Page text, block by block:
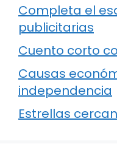
Completa el
publicitarias
Cuento corto
Causas
independencia
Estrellas